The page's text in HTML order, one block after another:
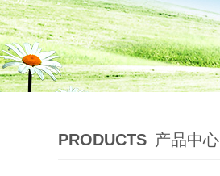
PRODUCTS 产品中心